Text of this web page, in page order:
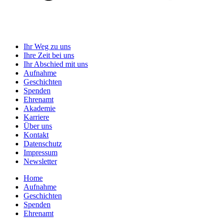
Ihr Weg zu uns
Ihre Zeit bei uns
Ihr Abschied mit uns
Aufnahme
Geschichten
Spenden
Ehrenamt
Akademie
Karriere
Über uns
Kontakt
Datenschutz
Impressum
Newsletter
Home
Aufnahme
Geschichten
Spenden
Ehrenamt